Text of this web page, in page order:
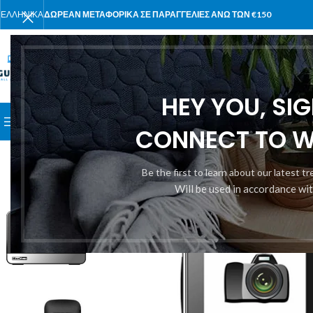
HEY YOU,
CONNECT TO
Be the first to learn about our latest
Will be used in accordance
ΕΛΛΗΝΙΚΆΔΩΡΕΑΝ ΜΕΤΑΦΟΡΙΚΑ ΣΕ ΠΑΡΑΓΓΕΛΙΕΣ ΑΝΩ ΤΩΝ €150
ΕΠΙΛΈΞΤΕ ΚΑΤΗΓΟΡΊΑ
ΑΝΑΖΉΤΗΣΗ ΣΕ ΚΑΤΗΓΟΡΊΕΣ ΑΡΧΙΚΉ ΠΡΟΪΌΝΤΑΣΧΕΤΙΚΆ